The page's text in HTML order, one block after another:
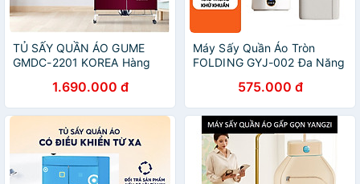
TỦ SẤY QUẦN ÁO GUME
GMDC-2201 KOREA Hàng
1.690.000 đ
Máy Sấy Quần Áo Tròn
FOLDING GYJ-002 Đa Năng
Khử Trùng Khử Khuẩn, 2 Chế
Độ, Tiết Kiệm Không Gian
Hàng Chính Hãng
575.000 đ